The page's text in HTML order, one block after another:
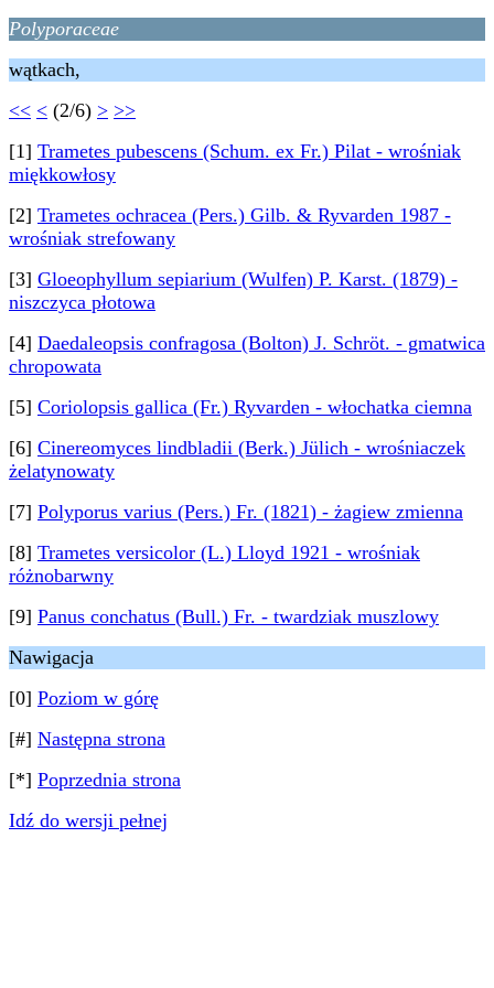
Polyporaceae
wątkach,
<< < (2/6) > >>
[1] Trametes pubescens (Schum. ex Fr.) Pilat - wrośniak
miękkowłosy
[2] Trametes ochracea (Pers.) Gilb. & Ryvarden 1987 -
wrośniak strefowany
[3] Gloeophyllum sepiarium (Wulfen) P. Karst. (1879) -
niszczyca płotowa
[4] Daedaleopsis confragosa (Bolton) J. Schröt. - gmatwica
chropowata
[5] Coriolopsis gallica (Fr.) Ryvarden - włochatka ciemna
[6] Cinereomyces lindbladii (Berk.) Jülich - wrośniaczek
żelatynowaty
[7] Polyporus varius (Pers.) Fr. (1821) - żagiew zmienna
[8] Trametes versicolor (L.) Lloyd 1921 - wrośniak
różnobarwny
[9] Panus conchatus (Bull.) Fr. - twardziak muszlowy
Nawigacja
[0] Poziom w górę
[#] Następna strona
[*] Poprzednia strona
Idź do wersji pełnej